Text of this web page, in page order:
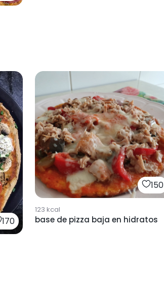
170
150
123 kcal
base de pizza baja en hidratos